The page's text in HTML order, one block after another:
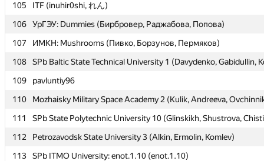
105
ITF (inuhir0shi, れん)
106
УрГЭУ: Dummies (Бирбровер, Раджабова, Попова)
107
ИМКН: Mushrooms (Пивко, Борзунов, Пермяков)
108
SPb Baltic State Technical University 1 (Davydenko, Gabidullin,
109
pavluntiy96
110
Mozhaisky Military Space Academy 2 (Kulik, Andreeva,
111
SPb State Polytechnic University 10 (Glinskikh, Shustrova,
112
Petrozavodsk State University 3 (Alkin, Ermolin, Komlev)
113
SPb ITMO University: enot.1.10 (enot.1.10)
105
ITF (inuhir0shi, れん)
106
УрГЭУ: Dummies (Бирбровер, Раджабова, Попова)
107
ИМКН: Mushrooms (Пивко, Борзунов, Пермяков)
108
SPb Baltic State Technical University 1 (Davydenko, Gabidullin,
109
pavluntiy96
110
Mozhaisky Military Space Academy 2 (Kulik, Andreeva,
111
SPb State Polytechnic University 10 (Glinskikh, Shustrova,
112
Petrozavodsk State University 3 (Alkin, Ermolin, Komlev)
113
SPb ITMO University: enot.1.10 (enot.1.10)